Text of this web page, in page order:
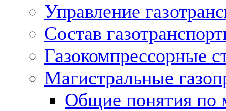
Управление
Состав
Газокомпрессорные
Магистральные
Общие понятия по